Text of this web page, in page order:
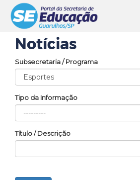
Notícias
Subsecretaria / Programa
Tipo da Informação
Título / Descrição